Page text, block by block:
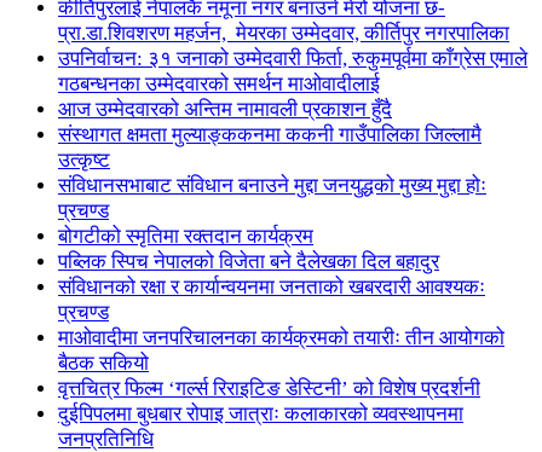
कीर्तिपुरलाई नेपालकै नमूना नगर बनाउने मेरो योजना छ-
प्रा.डा.शिवशरण महर्जन, मेयरका उम्मेदवार, कीर्तिपुर नगरपालिका
उपनिर्वाचन: ३१ जनाको उम्मेदवारी फिर्ता, रुकुमपूर्वमा काँग्रेस एमाले
गठबन्धनका उम्मेदवारको समर्थन माओवादीलाई
आज उम्मेदवारको अन्तिम नामावली प्रकाशन हुँदै
संस्थागत क्षमता मुल्याङ्ककनमा ककनी गाउँपालिका जिल्लामै
उत्कृष्ट
संविधानसभाबाट संविधान बनाउने मुद्दा जनयुद्धको मुख्य मुद्दा होः
प्रचण्ड
बोगटीको स्मृतिमा रक्तदान कार्यक्रम
पब्लिक स्पिच नेपालको विजेता बने दैलेखका दिल बहादुर
संविधानको रक्षा र कार्यान्वयनमा जनताको खबरदारी आवश्यकः
प्रचण्ड
माओवादीमा जनपरिचालनका कार्यक्रमको तयारीः तीन आयोगको
बैठक सकियो
वृत्तचित्र फिल्म ‘गर्ल्स रिराइटिङ डेस्टिनी’ को विशेष प्रदर्शनी
दुईपिपलमा बुधबार रोपाइ जात्राः कलाकारको व्यवस्थापनमा
जनप्रतिनिधि